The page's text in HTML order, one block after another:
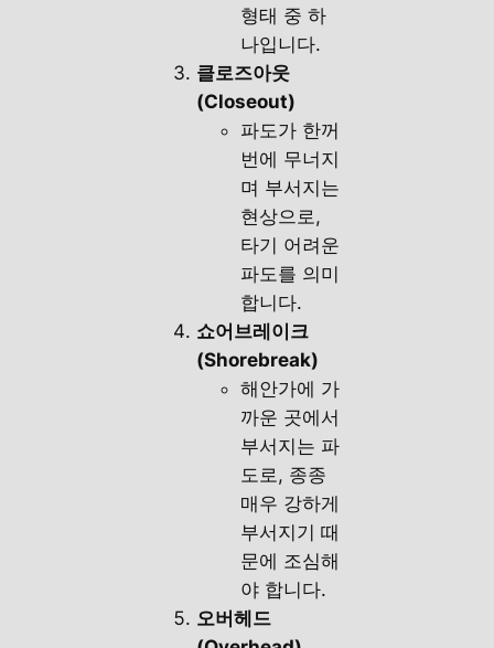
형태 중 하
나입니다.
클로즈아웃
(Closeout)
파도가 한꺼
번에 무너지
며 부서지는
현상으로,
타기 어려운
파도를 의미
합니다.
쇼어브레이크
(Shorebreak)
해안가에 가
까운 곳에서
부서지는 파
도로, 종종
매우 강하게
부서지기 때
문에 조심해
야 합니다.
오버헤드